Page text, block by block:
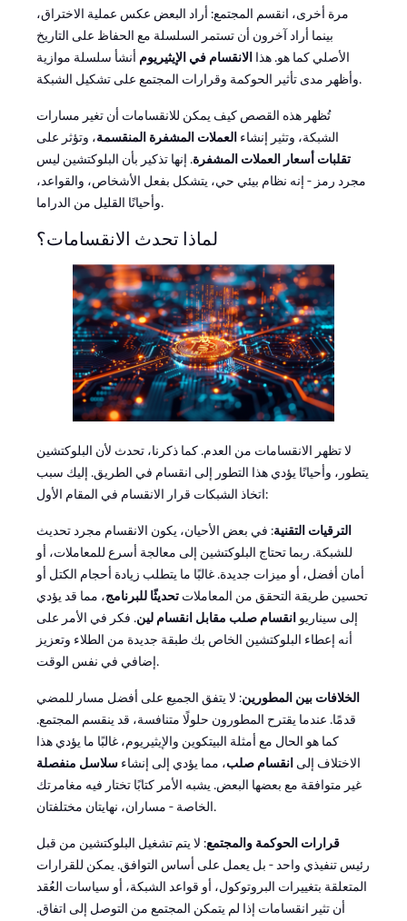
مرة أخرى، انقسم المجتمع: أراد البعض عكس عملية الاختراق،
بينما أراد آخرون أن تستمر السلسلة مع الحفاظ على التاريخ
الأصلي كما هو. هذا الانقسام في الإيثيريوم أنشأ سلسلة موازية
وأظهر مدى تأثير الحوكمة وقرارات المجتمع على تشكيل الشبكة.
تُظهر هذه القصص كيف يمكن للانقسامات أن تغير مسارات
الشبكة، وتثير إنشاء العملات المشفرة المنقسمة، وتؤثر على
تقلبات أسعار العملات المشفرة. إنها تذكير بأن البلوكتشين ليس
مجرد رمز - إنه نظام بيئي حي، يتشكل بفعل الأشخاص، والقواعد،
وأحيانًا القليل من الدراما.
لماذا تحدث الانقسامات؟
لا تظهر الانقسامات من العدم. كما ذكرنا، تحدث لأن البلوكتشين
يتطور، وأحيانًا يؤدي هذا التطور إلى انقسام في الطريق. إليك سبب
اتخاذ الشبكات قرار الانقسام في المقام الأول:
الترقيات التقنية: في بعض الأحيان، يكون الانقسام مجرد تحديث
للشبكة. ربما تحتاج البلوكتشين إلى معالجة أسرع للمعاملات، أو
أمان أفضل، أو ميزات جديدة. غالبًا ما يتطلب زيادة أحجام الكتل أو
تحسين طريقة التحقق من المعاملات تحديثًا للبرنامج، مما قد يؤدي
إلى سيناريو انقسام صلب مقابل انقسام لين. فكر في الأمر على
أنه إعطاء البلوكتشين الخاص بك طبقة جديدة من الطلاء وتعزيز
إضافي في نفس الوقت.
الخلافات بين المطورين: لا يتفق الجميع على أفضل مسار للمضي
قدمًا. عندما يقترح المطورون حلولًا متنافسة، قد ينقسم المجتمع.
كما هو الحال مع أمثلة البيتكوين والإيثيريوم، غالبًا ما يؤدي هذا
الاختلاف إلى انقسام صلب، مما يؤدي إلى إنشاء سلاسل منفصلة
غير متوافقة مع بعضها البعض. يشبه الأمر كتابًا تختار فيه مغامرتك
الخاصة - مساران، نهايتان مختلفتان.
قرارات الحوكمة والمجتمع: لا يتم تشغيل البلوكتشين من قبل
رئيس تنفيذي واحد - بل يعمل على أساس التوافق. يمكن للقرارات
المتعلقة بتغييرات البروتوكول، أو قواعد الشبكة، أو سياسات العُقد
أن تثير انقسامات إذا لم يتمكن المجتمع من التوصل إلى اتفاق.